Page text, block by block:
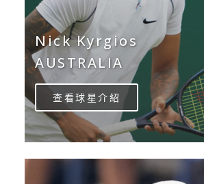
Nick Kyrgios
AUSTRALIA
查看球星介紹